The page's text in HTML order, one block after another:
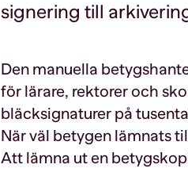
signering till
Den manuella
för lärare, rektorer och
bläcksignaturer på
När väl betygen lämnats
Att lämna ut en